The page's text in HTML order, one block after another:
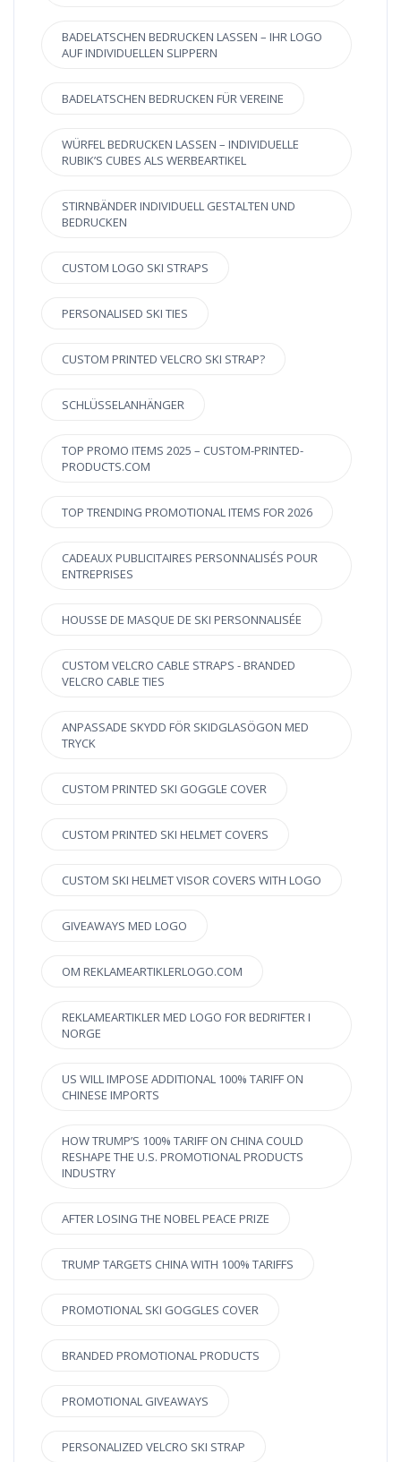
BADELATSCHEN BEDRUCKEN LASSEN – IHR LOGO
AUF INDIVIDUELLEN SLIPPERN
BADELATSCHEN BEDRUCKEN FÜR VEREINE
WÜRFEL BEDRUCKEN LASSEN – INDIVIDUELLE
RUBIK’S CUBES ALS WERBEARTIKEL
STIRNBÄNDER INDIVIDUELL GESTALTEN UND
BEDRUCKEN
CUSTOM LOGO SKI STRAPS
PERSONALISED SKI TIES
CUSTOM PRINTED VELCRO SKI STRAP?
SCHLÜSSELANHÄNGER
TOP PROMO ITEMS 2025 – CUSTOM-PRINTED-
PRODUCTS.COM
TOP TRENDING PROMOTIONAL ITEMS FOR 2026
CADEAUX PUBLICITAIRES PERSONNALISÉS POUR
ENTREPRISES
HOUSSE DE MASQUE DE SKI PERSONNALISÉE
CUSTOM VELCRO CABLE STRAPS - BRANDED
VELCRO CABLE TIES
ANPASSADE SKYDD FÖR SKIDGLASÖGON MED
TRYCK
CUSTOM PRINTED SKI GOGGLE COVER
CUSTOM PRINTED SKI HELMET COVERS
CUSTOM SKI HELMET VISOR COVERS WITH LOGO
GIVEAWAYS MED LOGO
OM REKLAMEARTIKLERLOGO.COM
REKLAMEARTIKLER MED LOGO FOR BEDRIFTER I
NORGE
US WILL IMPOSE ADDITIONAL 100% TARIFF ON
CHINESE IMPORTS
HOW TRUMP’S 100% TARIFF ON CHINA COULD
RESHAPE THE U.S. PROMOTIONAL PRODUCTS
INDUSTRY
AFTER LOSING THE NOBEL PEACE PRIZE
TRUMP TARGETS CHINA WITH 100% TARIFFS
PROMOTIONAL SKI GOGGLES COVER
BRANDED PROMOTIONAL PRODUCTS
PROMOTIONAL GIVEAWAYS
PERSONALIZED VELCRO SKI STRAP